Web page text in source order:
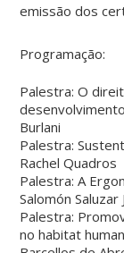
emissão dos
Programação:
Palestra: O
Burlani
Palestra:
Rachel Quadros
Palestra: A
Salomón Saluzar
Palestra:
no habitat